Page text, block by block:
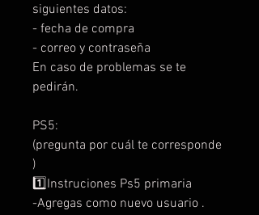
siguientes datos:
- fecha de compra
- correo y contraseña
En caso de problemas se te
pedirán.
PS5:
(pregunta por cuál te corresponde
)
1️⃣Instruciones Ps5 primaria
-Agregas como nuevo usuario .